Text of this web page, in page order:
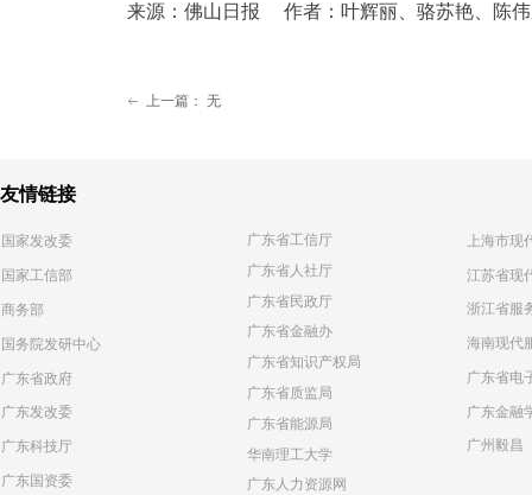
来源：佛山日报 作者：叶辉丽、骆苏艳、陈
ꂃ 上一篇： 无
友情链接
国家发改委
国家工信部
商务部
国务院发研中心
广东省政府
广东发改委
广东科技厅
广东国资委
广东省工信厅
广东省人社厅
广东省民政厅
广东省金融办
广东省知识产权局
广东省质监局
广东省能源局
华南理工大学
广东人力资源网
上海市现
江苏省现
浙江省服
海南现代
广东省电
广东金融
广州毅昌